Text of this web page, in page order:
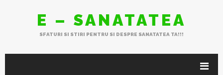
E – SANATATEA
SFATURI SI STIRI PENTRU SI DESPRE SANATATEA TA!!!